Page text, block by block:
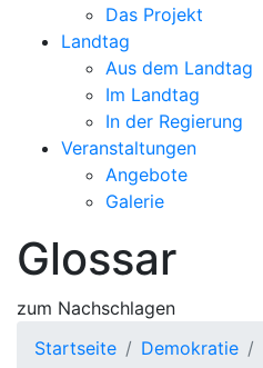
Das Projekt
Landtag
Aus dem Landtag
Im Landtag
In der Regierung
Veranstaltungen
Angebote
Galerie
Glossar
zum Nachschlagen
Startseite
Demokratie